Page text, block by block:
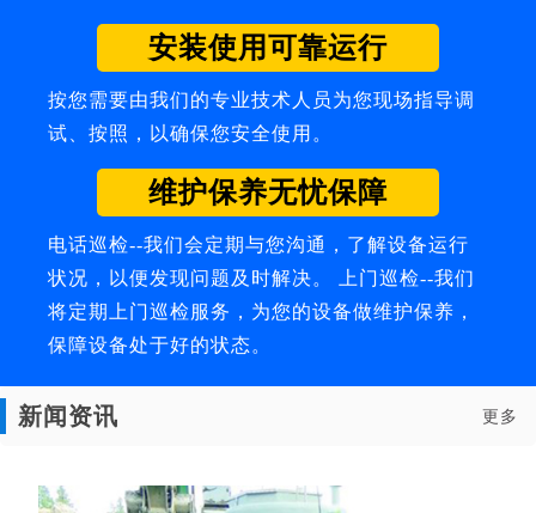
安装使用可靠运行
按您需要由我们的专业技术人员为您现场指导调
试、按照，以确保您安全使用。
维护保养无忧保障
电话巡检--我们会定期与您沟通，了解设备运行
状况，以便发现问题及时解决。 上门巡检--我们
将定期上门巡检服务，为您的设备做维护保养，
保障设备处于好的状态。
新闻资讯 更多